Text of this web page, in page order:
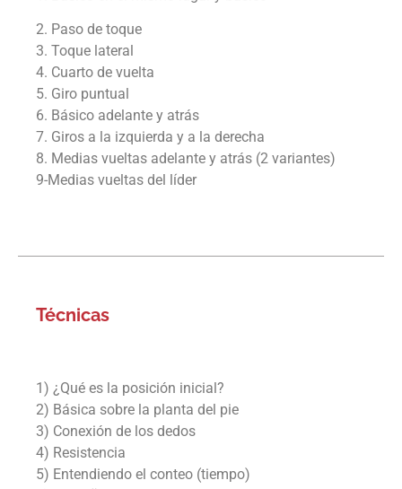
2. Paso de toque
3. Toque lateral
4. Cuarto de vuelta
5. Giro puntual
6. Básico adelante y atrás
7. Giros a la izquierda y a la derecha
8. Medias vueltas adelante y atrás (2 variantes)
9-Medias vueltas del líder
Técnicas
1) ¿Qué es la posición inicial?
2) Básica sobre la planta del pie
3) Conexión de los dedos
4) Resistencia
5) Entendiendo el conteo (tiempo)